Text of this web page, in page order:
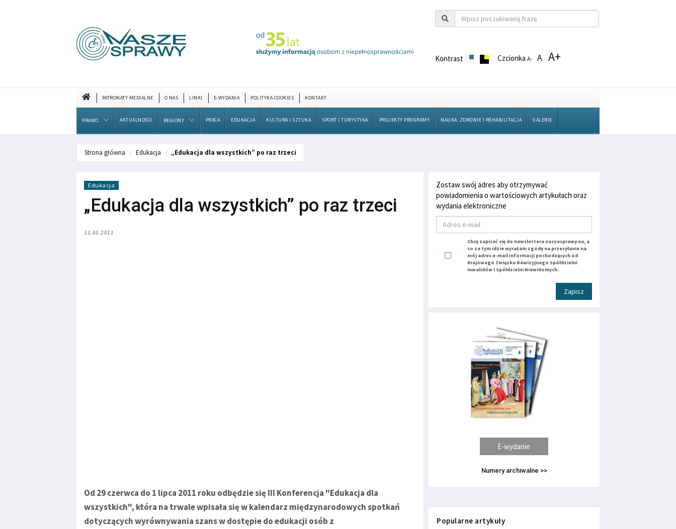
Kontrast CzcionkaA- A A+
PATRONATY MEDIALNE O NAS LINKI E-WYDANIA POLITYKA COOKIES KONTAKT
PRAWO AKTUALNOŚCI REGIONY PRACA EDUKACJA KULTURA I SZTUKA SPORT I TURYSTYKA PROJEKTY PROGRAMY NAUKA, ZDROWIE I REHABILITACJA GALERIE
Strona główna Edukacja „Edukacja dla wszystkich” po raz trzeci
Edukacja
„Edukacja dla wszystkich” po raz trzeci
11.05.2011
Od 29 czerwca do 1 lipca 2011 roku odbędzie się III Konferencja "Edukacja dla
wszystkich", która na trwale wpisała się w kalendarz międzynarodowych spotkań
dotyczących wyrównywania szans w dostępie do edukacji osób z
Zostaw swój adres aby otrzymywać
powiadomienia o wartościowych artykułach oraz
wydania elektroniczne
Chcę zapisać się do newslettera naszesprawy.eu, a
co za tym idzie wyrażam zgodę na przesyłanie na
mój adres e-mail informacji pochodzących od
Krajowego Związku Rewizyjnego Spółdzielni
Inwalidów i Spółdzielni Niewidomych.
Zapisz
E-wydanie
Numery archiwalne >>
Popularne artykuły